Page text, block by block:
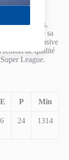
en 24 matchs,
toute sa
offensive
renfort de qualité
League.
E P Min
6 24 1314